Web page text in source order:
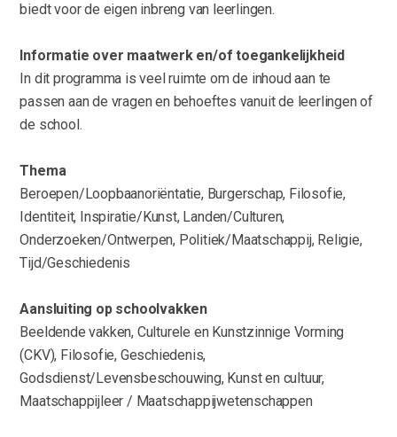
biedt voor de eigen inbreng van leerlingen.
Informatie over maatwerk en/of toegankelijkheid
In dit programma is veel ruimte om de inhoud aan te
passen aan de vragen en behoeftes vanuit de leerlingen of
de school.
Thema
Beroepen/Loopbaanoriëntatie, Burgerschap, Filosofie,
Identiteit, Inspiratie/Kunst, Landen/Culturen,
Onderzoeken/Ontwerpen, Politiek/Maatschappij, Religie,
Tijd/Geschiedenis
Aansluiting op schoolvakken
Beeldende vakken, Culturele en Kunstzinnige Vorming
(CKV), Filosofie, Geschiedenis,
Godsdienst/Levensbeschouwing, Kunst en cultuur,
Maatschappijleer / Maatschappijwetenschappen